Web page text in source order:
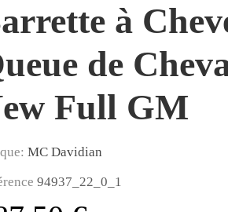
à
de
Full GM
MC Davidian
94937_22_0_1